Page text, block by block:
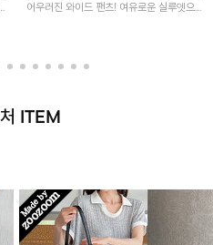
어우러진 와이드 팬츠! 여유로운 실루엣으로
ITEM